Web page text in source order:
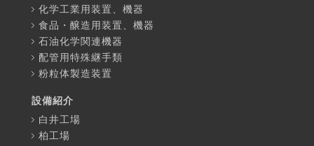
化学工業用装置、機器
食品・醸造用装置、機器
石油化学関連機器
配管用特殊継手類
粉粒体製造装置
設備紹介
白井工場
柏工場